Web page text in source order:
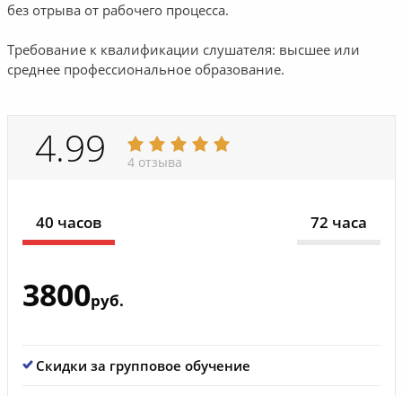
без отрыва от рабочего процесса.
Требование к квалификации слушателя: высшее или
среднее профессиональное образование.
4.99 4 отзыва
40 часов 72 часа
3800руб.
Скидки за групповое обучение